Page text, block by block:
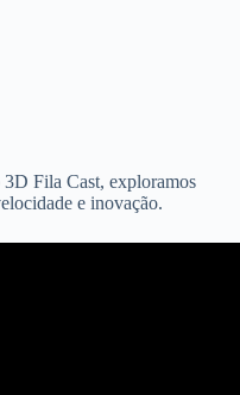
3D Fila Cast, exploramos
e inovação.